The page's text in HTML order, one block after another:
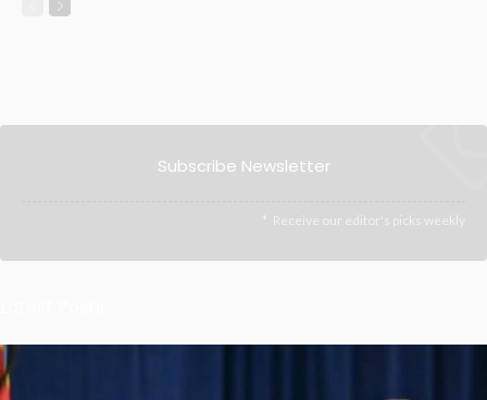
Subscribe Newsletter
Receive our editor's picks weekly